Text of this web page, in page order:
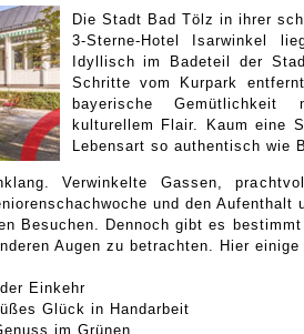
Die Stadt Bad Tölz in ihrer
3-Sterne-Hotel Isarwinkel
Idyllisch im Badeteil der
Schritte vom Kurpark
bayerische
kulturellem Flair. Kaum eine
Lebensart so authentisch wie
Verwinkelte Gassen,
und den Aufenthalt
Besuchen. Dennoch gibt es
Augen zu betrachten. Hier
Einkehr
Glück in Handarbeit
im Grünen